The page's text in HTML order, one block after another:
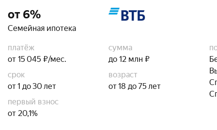
от 6%
Семейная ипотека
платёж
от 15 045 ₽/мес.
сумма
до 12 млн ₽
срок
от 1 до 30 лет
возраст
от 18 до 75 лет
первый взнос
от 20,1%